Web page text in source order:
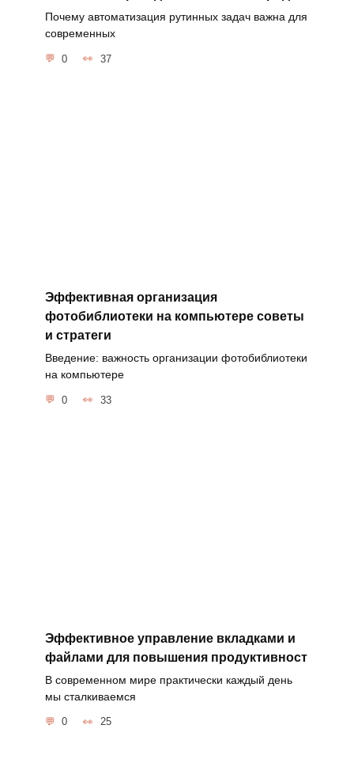
Почему автоматизация рутинных задач важна для
современных
0 37
Эффективная организация
фотобиблиотеки на компьютере советы
и стратеги
Введение: важность организации фотобиблиотеки
на компьютере
0 33
Эффективное управление вкладками и
файлами для повышения продуктивност
В современном мире практически каждый день
мы сталкиваемся
0 25